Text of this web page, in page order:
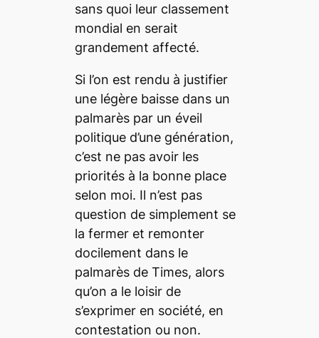
sans quoi leur classement
mondial en serait
grandement affecté.
Si l’on est rendu à justifier
une légère baisse dans un
palmarès par un éveil
politique d’une génération,
c’est ne pas avoir les
priorités à la bonne place
selon moi. Il n’est pas
question de simplement se
la fermer et remonter
docilement dans le
palmarès de Times, alors
qu’on a le loisir de
s’exprimer en société, en
contestation ou non.